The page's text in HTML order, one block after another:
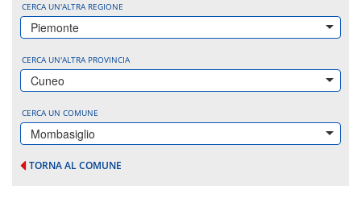
CERCA UN'ALTRA REGIONE
Piemonte
CERCA UN'ALTRA PROVINCIA
Cuneo
CERCA UN COMUNE
Mombasiglio
TORNA AL COMUNE